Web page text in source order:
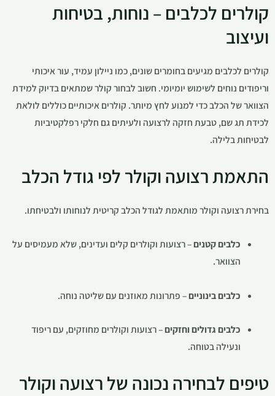
קולרים לכלבים – נוחות, בטיחות
ועיצוב
קולרים לכלבים מגיעים בחומרים שונים, כמו ניילון עמיד, עור איכותי
וריפודים נוחים לשימוש יומיומי. חשוב לבחור קולר שמתאים בדיוק למידת
הצוואר של הכלב כדי למנוע לחץ מיותר. קולרים איכותיים כוללים לולאת
לכידת תג שם, טבעת חזקה לרצועה ולעיתים גם חלקי רפלקטיביות
לבטיחות בלילה.
התאמת רצועה וקולר לפי גודל הכלב
בחירת רצועה וקולר מותאמת לגודל הכלב קריטית לנוחותו ולבטיחתו.
כלבים קטנים– רצועות וקולרים קלים ועדינים, שלא מעמיסים על
הצוואר.
כלבים בינוניים– פתרונות מאוזנים עם שליטה נוחה.
כלבים גדולים וחזקים– רצועות וקולרים מחוזקים, עם ריפוד
ונעילה בטוחה.
טיפים לבחירה נכונה של רצועה וקולר